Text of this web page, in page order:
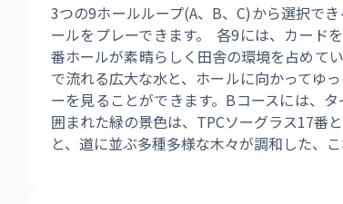
3つの9ホールループ(A、B、C)から選択で
ールをプレーできます。 各9には、カード
番ホールが素晴らしく田舎の環境を占めて
で流れる広大な水と、ホールに向かってゆ
ーを見ることができます。Bコースには、
囲まれた緑の景色は、TPCソーグラス17番
と、道に並ぶ多種多様な木々が調和した、